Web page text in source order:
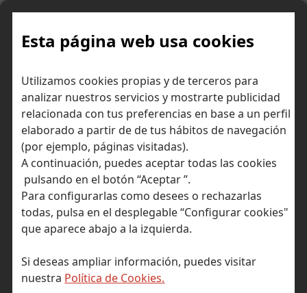
Esta página web usa cookies
Utilizamos cookies propias y de terceros para
analizar nuestros servicios y mostrarte publicidad
relacionada con tus preferencias en base a un perfil
elaborado a partir de de tus hábitos de navegación
(por ejemplo, páginas visitadas).
A continuación, puedes aceptar todas las cookies
pulsando en el botón “Aceptar ”.
Para configurarlas como desees o rechazarlas
todas, pulsa en el desplegable “Configurar cookies"
que aparece abajo a la izquierda.
Si deseas ampliar información, puedes visitar
nuestra Política de Cookies.
Skip
Ir a Self Bank »
El Blog de Self
Bank
aumento demanda